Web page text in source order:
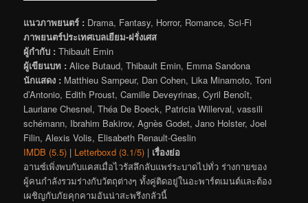
แนวภาพยนตร์ : Drama, Fantasy, Horror, Romance, Sci-Fi
ภาพยนตร์ประเทศเบลเยียม-ฝรั่งเศส
ผู้กำกับ : Thibault Emin
ผู้เขียนบท : Alice Butaud, Thibault Emin, Emma Sandona
นักแสดง : Matthieu Sampeur, Dan Cohen, Lika Minamoto, Toni
d’Antonio, Edith Proust, Camille Deveyrinas, Cyril Benoît,
Lauriane Chesnel, Théa De Boeck, Patricia Willerval, vassili
schémann, Ibrahim Bakirov, Agnès Godet, Jano Holster, Joel
Filin, Alexis Volis, Elisabeth Renault-Geslin
IMDB (5.5) | Letterboxd (3.1/5) | เรื่องย่อ
อานซ์เพิ่งพบกับแคสเมื่อไวรัสลึกลับแพร่ระบาดไปทั่ว ร่างกายของ
ผู้คนกำลังรวมร่างกับวัตถุต่างๆ ทั้งคู่ติดอยู่ในอะพาร์ตเมนต์และต้อง
เผชิญกับภัยคุกคามอันน่าสะพรึงกลัวนี้